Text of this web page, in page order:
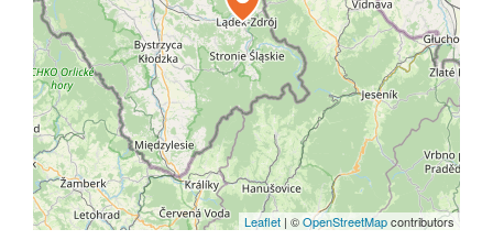
Leaflet | ©OpenStreetMapcontributors